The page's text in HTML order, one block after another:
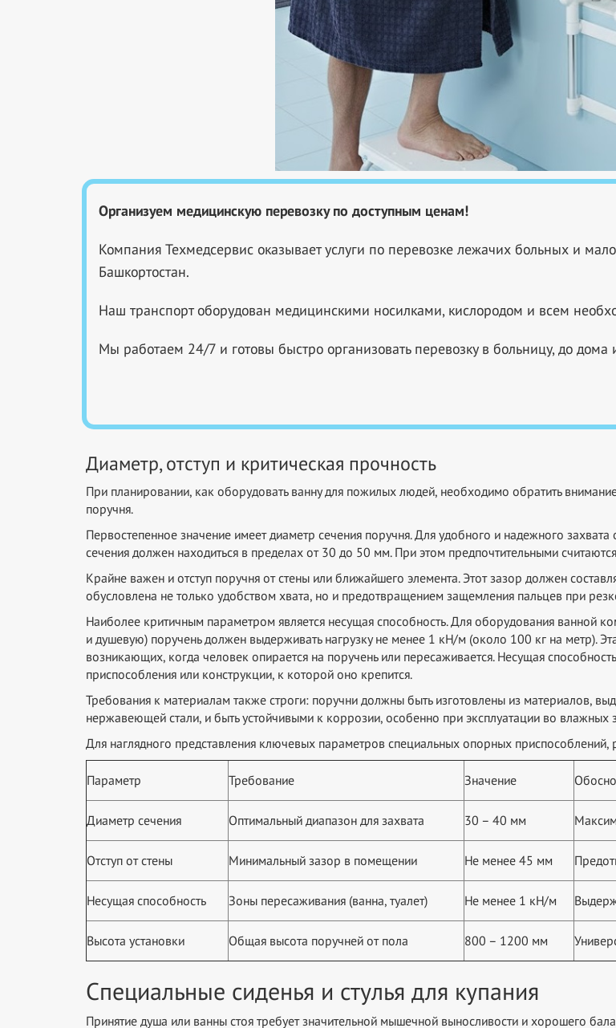
Организуем медицинскую перевозку по доступным ценам!
Компания Техмедсервис оказывает услуги по перевозке лежачих больных и
Башкортостан.
Наш транспорт оборудован медицинскими носилками, кислородом и всем
Мы работаем 24/7 и готовы быстро организовать перевозку в больницу, до дома
Диаметр, отступ и критическая прочность
При планировании, как оборудовать ванну для пожилых людей, необходимо обратить
поручня.
Первостепенное значение имеет диаметр сечения поручня. Для удобного и надежного
сечения должен находиться в пределах от 30 до 50 мм. При этом предпочтительными
Крайне важен и отступ поручня от стены или ближайшего элемента. Этот зазор должен
обусловлена не только удобством хвата, но и предотвращением защемления пальцев при
Наиболее критичным параметром является несущая способность. Для оборудования ванной
и душевую) поручень должен выдерживать нагрузку не менее 1 кН/м (около 100 кг на метр).
возникающих, когда человек опирается на поручень или пересаживается. Несущая
приспособления или конструкции, к которой оно крепится.
Требования к материалам также строги: поручни должны быть изготовлены из материалов,
нержавеющей стали, и быть устойчивыми к коррозии, особенно при эксплуатации во
Для наглядного представления ключевых параметров специальных опорных
Параметр Требование Значение
Диаметр сечения Оптимальный диапазон для захвата 30 – 40 мм
Отступ от стены Минимальный зазор в помещении Не менее 45 мм
Несущая способность Зоны пересаживания (ванна, туалет) Не менее 1 кН/м
Высота установки Общая высота поручней от пола 800 – 1200 мм
Специальные сиденья и стулья для купания
Принятие душа или ванны стоя требует значительной мышечной выносливости и хорошего